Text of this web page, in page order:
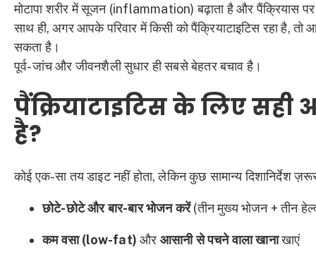
मोटापा शरीर में सूजन (inflammation) बढ़ाता है और पैंक्रियास पर
साथ ही, अगर आपके परिवार में किसी को पैंक्रियाटाइटिस रहा है, तो
सकता है।
पूर्व-जांच और जीवनशैली सुधार ही सबसे बेहतर बचाव है।
पैंक्रियाटाइटिस के लिए सही
है?
कोई एक-सा तय डाइट नहीं होता, लेकिन कुछ सामान्य दिशानिर्देश
छोटे-छोटे और बार-बार भोजन करें(तीन मुख्य भोजन + तीन
कम वसा (low-fat) और आसानी से पचने वाला खानाखाएं